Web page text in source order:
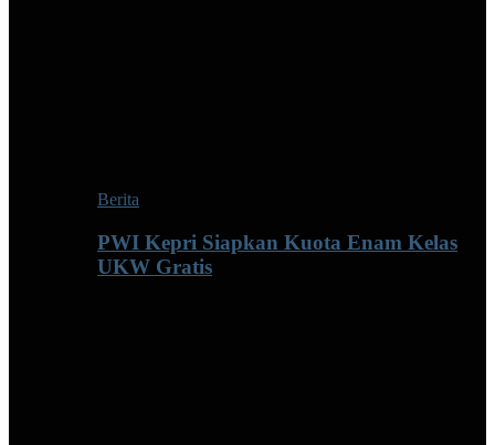
Berita
PWI Kepri Siapkan Kuota Enam Kelas
UKW Gratis